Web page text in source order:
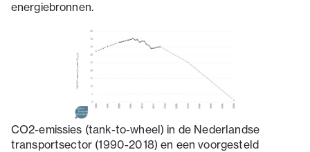
energiebronnen.
CO2-emissies (tank-to-wheel) in de Nederlandse
transportsector (1990-2018) en een voorgesteld